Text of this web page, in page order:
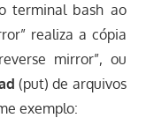
terminal bash ao
realiza a cópia
mirror”, ou
(put) de arquivos
exemplo: